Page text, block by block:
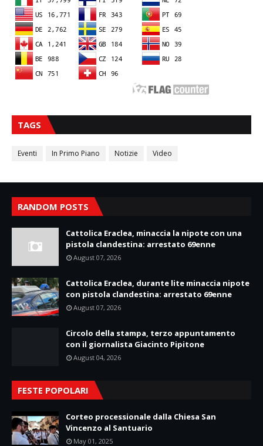
TAGS
Eventi In Primo Piano Notizie Video
RANDOM POSTS
Cattolica Eraclea, minaccia la nipote con una
pistola clandestina: arrestato 69enne
August 07, 2026
Cattolica Eraclea, durante lite minaccia nipote
con pistola clandestina: arrestato 69enne
August 07, 2026
Circolo della stampa, terzo appuntamento
con il giornalista Giacinto Pipitone
August 04, 2026
FESTE POPOLARI
Corteo processionale dalla Chiesa San
Vincenzo al Santuario
May 01, 2025